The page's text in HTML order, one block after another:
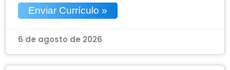
Enviar Currículo »
6 de agosto de 2026